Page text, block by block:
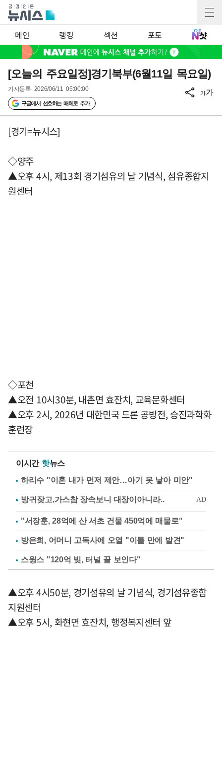
메인 랭킹 섹션 포토
[오늘의 주요일정]경기북부(6월11일 목요일)
기사등록 2026/06/11 05:00:00
구글에서 선호하는 매체로 추가
가가
[경기=뉴시스]
◇양주
▲오후 4시, 제13회 경기섬유의 날 기념식, 섬유종합지
원센터
◇포천
▲오전 10시30분, 내촌면 효잔치, 교육문화센터
▲오후 2시, 2026년 대한민국 드론 공방전, 승진과학화
훈련장
이시간 핫뉴스
하리수 "이혼 내가 먼저 제안…아기 못 낳아 미안"
"서장훈, 28억에 산 서초 건물 450억에 매물로"
방은희, 어머니 고독사에 오열 "이틀 만에 발견"
스윙스 "120억 빚, 터널 끝 보인다"
▲오후 4시50분, 경기섬유의 날 기념식, 경기섬유종합
지원센터
▲오후 5시, 화현면 효잔치, 행정복지센터 앞